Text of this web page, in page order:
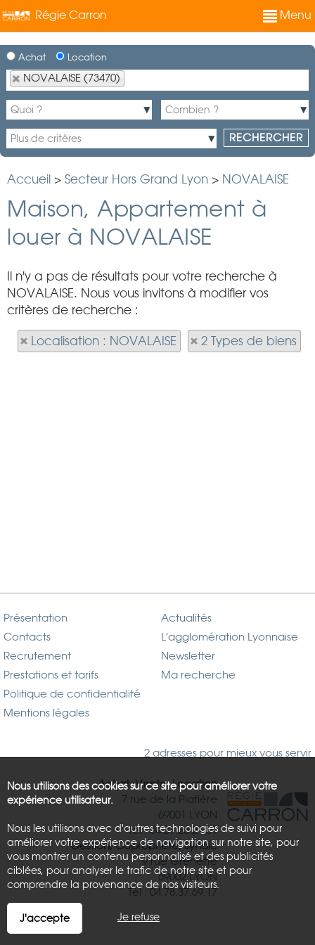
Régie Carron Menu
Achat Location
NOVALAISE (73470)
Accueil > Secteur Hors Grand Lyon > NOVALAISE
Maison, Appartement à
louer à NOVALAISE
Il n'y a pas de résultats pour votre recherche à
NOVALAISE. Nous vous invitons à modifier vos
critères de recherche :
Localisation : NOVALAISE 2 Types de biens
Présentation
Contacts
Recrutement
Prestations et tarifs
Politique de confidentialité
Mentions légales
Actualités
L'agglomération Lyonnaise
Newsletter
Ma recherche
2 adresses pour mieux vous servir
Achat, Vente, Location
7 rue de la Platière
69001 LYON
Tél : 04.37.26.21.81
Gestion, Copropriété, Syndic
9 rue Grenette
69002 LYON
Tél : 04.78.37.69.17
Nous utilisons des cookies sur ce site pour améliorer votre
expérience utilisateur.
Nous les utilisons avec d'autres technologies de suivi pour
améliorer votre expérience de navigation sur notre site, pour
vous montrer un contenu personnalisé et des publicités
ciblées, pour analyser le trafic de notre site et pour
comprendre la provenance de nos visiteurs.
J'accepte Je refuse